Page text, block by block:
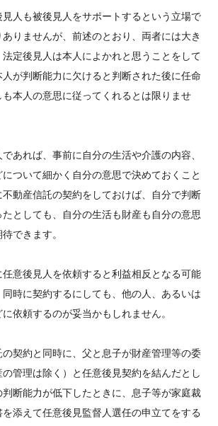
人も被後見人をサポートするという立場で
りませんが、前述のとおり、両者には大き
定後見人は本人によかれと思うことをして
人が判断能力に欠けると判断された後に任命
本人の意思に従ってくれるとは限りませ
あれば、事前に自分の生活や介護の内容、
ついて細かく自分の意思で決めておくこと
動産信託の契約をしておけば、自分で判断
としても、自分の生活も財産も自分の意思
できます。
意後見人を依頼すると利益相反となる可能
時に契約するにしても、他の人、あるいは
依頼するのが妥当かもしれません。
契約と同時に、父と息子が財産管理等の委
管理は除く）と任意後見契約を結んだとし
判断能力が低下したときに、息子等が家庭裁
添えて任意後見監督人選任の申立てをする